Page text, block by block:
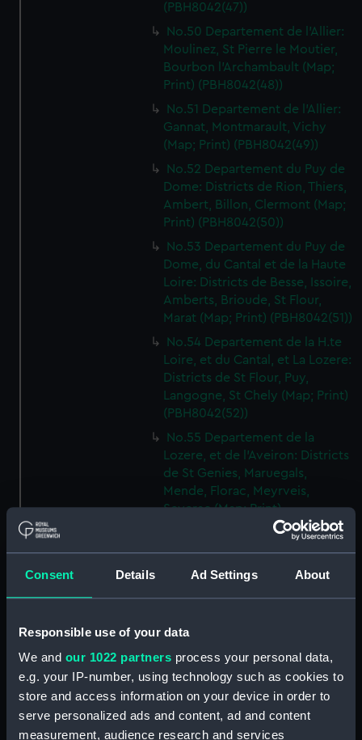
Consent Details Ad Settings About
Responsible use of your data
We and our 1022 partners process your personal data,
e.g. your IP-number, using technology such as cookies to
store and access information on your device in order to
serve personalized ads and content, ad and content
measurement, audience research and services
(PBH8042(47))
No.50 Departement de l'Allier:
Moulinez, St Pierre le Moutier,
Bourbon l'Archambault (Map;
Print) (PBH8042(48))
No.51 Departement de l'Allier:
Gannat, Montmarault, Vichy
(Map; Print) (PBH8042(49))
No.52 Departement du Puy de
Dome: Districts de Rion, Thiers,
Ambert, Billon, Clermont (Map;
Print) (PBH8042(50))
No.53 Departement du Puy de
Dome, du Cantal et de la Haute
Loire: Districts de Besse, Issoire,
Amberts, Brioude, St Flour,
Marat (Map; Print) (PBH8042(51))
No.54 Departement de la H.te
Loire, et du Cantal, et La Lozere:
Districts de St Flour, Puy,
Langogne, St Chely (Map; Print)
(PBH8042(52))
No.55 Departement de la
Lozere, et de l'Aveiron: Districts
de St Genies, Maruegals,
Mende, Florac, Meyrveis,
Severac (Map; Print)
No.56 Departement de
l'Aveiron, et du Gard: Districts
No.57 Departement de
Bezier, St Pons (Map; Print)
(PBH8042(55))
No.58 Departement de l'Aude:
District de Narbonne (Map;